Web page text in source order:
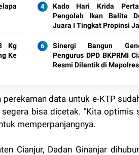
Kado Hari Krida
Pengolah Ikan Balita
Juara I Tingkat Propinsi
Kg
Ke
Sinergi Bangun
Pengurus DPD BKPRMI
Resmi Dilantik di Mapolres
data untuk e-KTP
bisa dicetak. "Kita optimis
memperpanjangnya.
Cianjur, Dadan Ginanjar